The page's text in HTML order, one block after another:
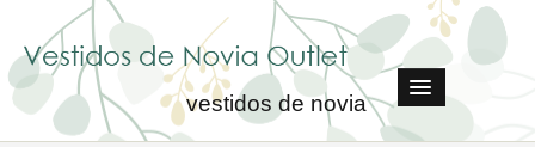
vestidos de novia